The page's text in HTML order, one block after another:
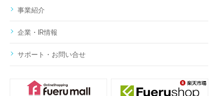
事業紹介
企業・IR情報
サポート・お問い合せ